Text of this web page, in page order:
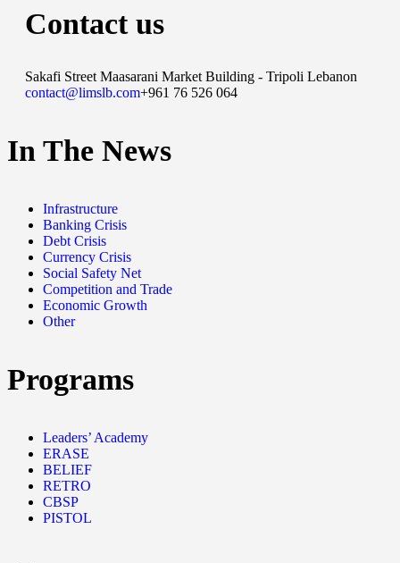
Contact us
Sakafi Street Maasarani Market Building - Tripoli Lebanon
contact@limslb.com+961 76 526 064
In The News
Infrastructure
Banking Crisis
Debt Crisis
Currency Crisis
Social Safety Net
Competition and Trade
Economic Growth
Other
Programs
Leaders’ Academy
ERASE
BELIEF
RETRO
CBSP
PISTOL